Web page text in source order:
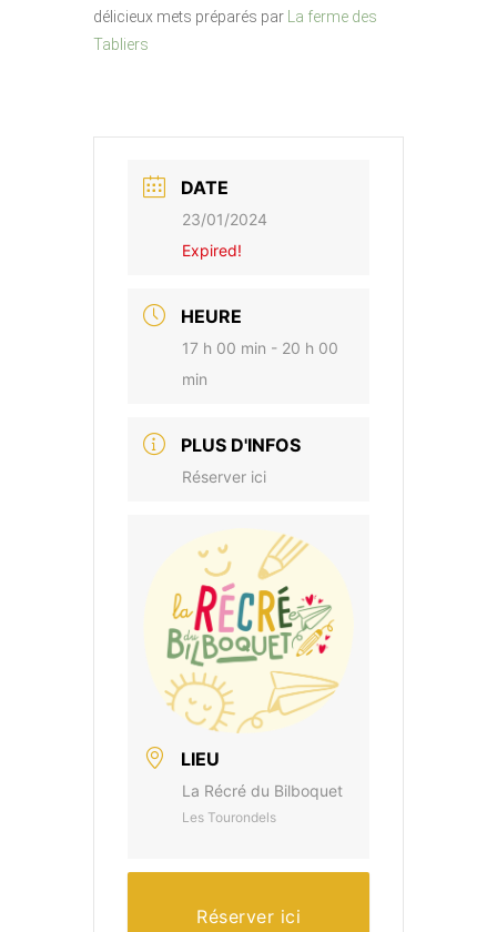
délicieux mets préparés par
La ferme des
Tabliers
DATE
23/01/2024
Expired!
HEURE
17 h 00 min - 20 h 00
min
PLUS D'INFOS
Réserver ici
LIEU
La Récré du Bilboquet
Les Tourondels
Réserver ici